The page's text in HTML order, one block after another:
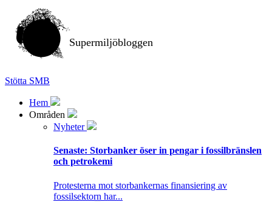
Supermiljöbloggen
Stötta SMB
Hem
Områden
Nyheter
Senaste: Storbanker öser in pengar i fossilbränslen
och petrokemi
Protesterna mot storbankernas finansiering av
fossilsektorn har...